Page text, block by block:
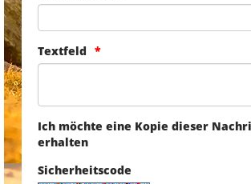
Textfeld
Ich möchte eine Kopie dieser
erhalten
Sicherheitscode